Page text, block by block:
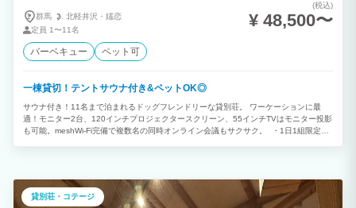
群馬 北軽井沢・ 嬬恋
定員 1〜11名
(税込)
¥ 48,500〜
バーベキュー ペット可
一棟貸切！テントサウナ付き&ペットOK◎
サウナ付き！11名まで泊まれるドッグフレンドリーな貸別荘。 ワーケーションに最
適！モニター2台、120インチプロジェクタースクリーン、55インチTVはモニター投影
も可能。meshWi-Fi完備で複数名の同時オンライン会議もサクサク。 ・1日1組限定の
Fi、モニター完備で大自然ワーケーションができる ・専用庭はドッグラン仕様、ドッ
グフレンドリーな施設 ・小さなお子様用の食器類もご用意 ・1F、2Fに寝室があるので
複数ファミリーでの利用にも ※小学生未満のお子様は添い寝として人数に含まず無
貸別荘・コテージ